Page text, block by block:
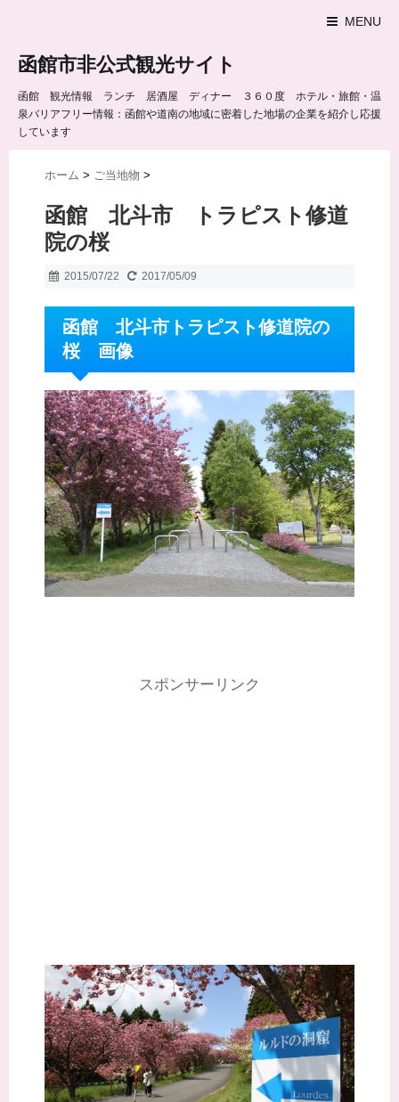
MENU
函館市非公式観光サイト
函館 観光情報 ランチ 居酒屋 ディナー ３６０度 ホテル・旅館・温
泉バリアフリー情報：函館や道南の地域に密着した地場の企業を紹介し応援
しています
ホーム > ご当地物 >
函館 北斗市 トラピスト修道
院の桜
2015/07/22 2017/05/09
函館 北斗市トラピスト修道院の
桜 画像
スポンサーリンク